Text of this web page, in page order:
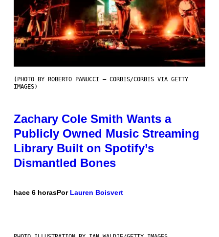
(PHOTO BY ROBERTO PANUCCI – CORBIS/CORBIS VIA GETTY
IMAGES)
Zachary Cole Smith Wants a
Publicly Owned Music Streaming
Library Built on Spotify’s
Dismantled Bones
hace 6 horasPor Lauren Boisvert